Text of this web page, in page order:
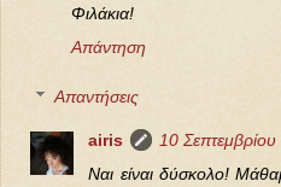
Φιλάκια!
Απάντηση
Απαντήσεις
airis
10
Ναι είναι δύσκολο!